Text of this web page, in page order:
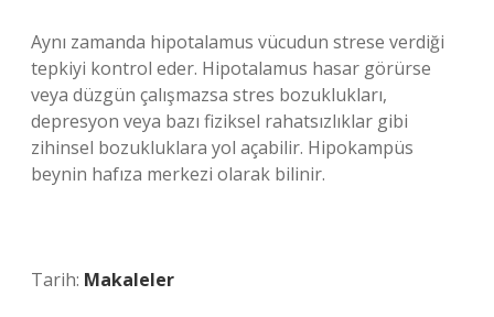
Aynı zamanda hipotalamus vücudun strese verdiği
tepkiyi kontrol eder. Hipotalamus hasar görürse
veya düzgün çalışmazsa stres bozuklukları,
depresyon veya bazı fiziksel rahatsızlıklar gibi
zihinsel bozukluklara yol açabilir. Hipokampüs
beynin hafıza merkezi olarak bilinir.
Tarih: Makaleler